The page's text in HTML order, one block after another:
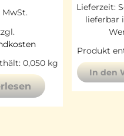
MwSt.
0,050 kg
Lieferzeit:
lieferbar
Produkt
In den